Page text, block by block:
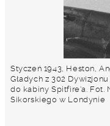
Styczeń 1943, Heston,
Gładych z 302
do kabiny Spitfire'a. Fot.
Sikorskiego w Londynie